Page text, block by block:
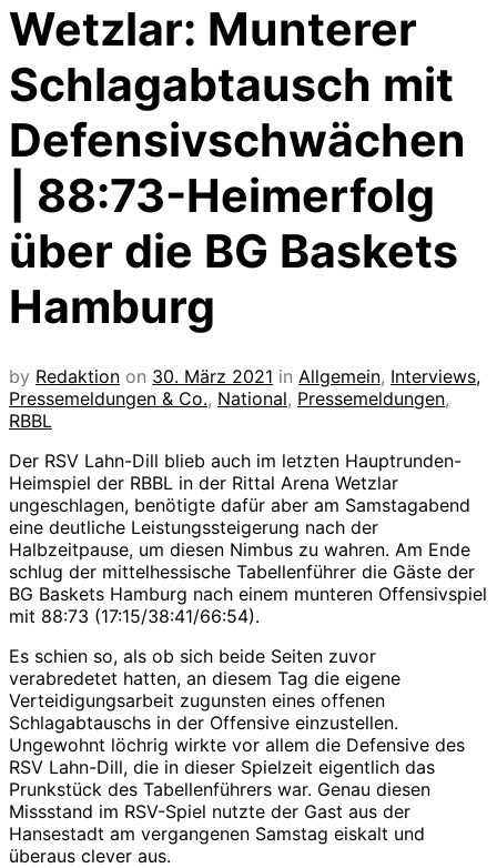
Wetzlar: Munterer
Schlagabtausch mit
Defensivschwächen
| 88:73-Heimerfolg
über die BG Baskets
Hamburg
by Redaktion on 30. März 2021 in Allgemein, Interviews,
Pressemeldungen & Co., National, Pressemeldungen,
RBBL
Der RSV Lahn-Dill blieb auch im letzten Hauptrunden-
Heimspiel der RBBL in der Rittal Arena Wetzlar
ungeschlagen, benötigte dafür aber am Samstagabend
eine deutliche Leistungssteigerung nach der
Halbzeitpause, um diesen Nimbus zu wahren. Am Ende
schlug der mittelhessische Tabellenführer die Gäste der
BG Baskets Hamburg nach einem munteren Offensivspiel
mit 88:73 (17:15/38:41/66:54).
Es schien so, als ob sich beide Seiten zuvor
verabredetet hatten, an diesem Tag die eigene
Verteidigungsarbeit zugunsten eines offenen
Schlagabtauschs in der Offensive einzustellen.
Ungewohnt löchrig wirkte vor allem die Defensive des
RSV Lahn-Dill, die in dieser Spielzeit eigentlich das
Prunkstück des Tabellenführers war. Genau diesen
Missstand im RSV-Spiel nutzte der Gast aus der
Hansestadt am vergangenen Samstag eiskalt und
überaus clever aus.